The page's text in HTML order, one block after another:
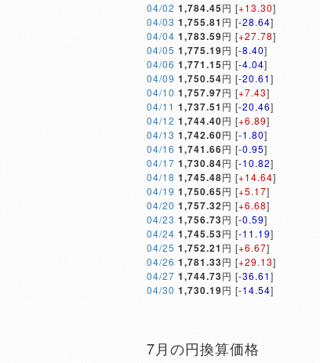
04/02 1,784.45円 [+13.30]
04/03 1,755.81 円 [-28.64]
04/04 1,783.59円 [+27.78]
04/05 1,775.19円 [-8.40]
04/06 1,771.15円 [-4.04]
04/09 1,750.54円 [-20.61]
04/10 1,757.97円 [+7.43]
04/11 1,737.51 円 [-20.46]
04/12 1,744.40円 [+6.89]
04/13 1,742.60円 [-1.80]
04/16 1,741.66円 [-0.95]
04/17 1,730.84円 [-10.82]
04/18 1,745.48円 [+14.64]
04/19 1,750.65円 [+5.17]
04/20 1,757.32円 [+6.68]
04/23 1,756.73円 [-0.59]
04/24 1,745.53円 [-11.19]
04/25 1,752.21 円 [+6.67]
04/26 1,781.33円 [+29.13]
04/27 1,744.73円 [-36.61]
04/30 1,730.19円 [-14.54]
7月の円換算価格